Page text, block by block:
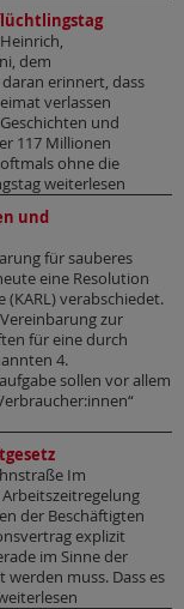
dem
erinnert, dass
verlassen
und
117 Millionen
ohne die
weiterlesen
und
für sauberes
eine Resolution
verabschiedet.
zur
für eine durch
4.
sollen vor allem
Im
der Beschäftigten
explizit
im Sinne der
muss. Dass es